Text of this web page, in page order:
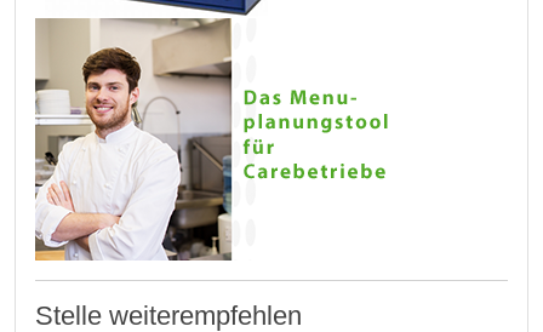
Stelle weiterempfehlen